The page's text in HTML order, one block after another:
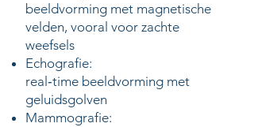
beeldvorming met magnetische
velden, vooral voor zachte
weefsels
Echografie:
real‑time beeldvorming met
geluidsgolven
Mammografie: